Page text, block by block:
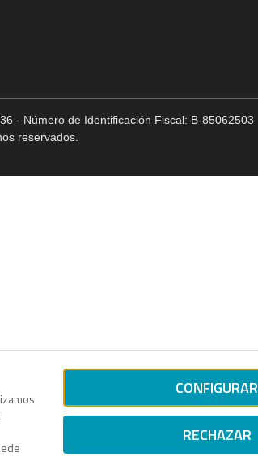
CONFIGURAR
RECHAZAR
- Número de Identificación Fiscal: B-85062503
reservados.